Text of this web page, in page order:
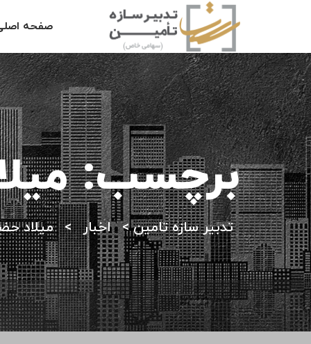
صفحه
برچسب:
تدبیر سازه تامین> اخبار > میلاد